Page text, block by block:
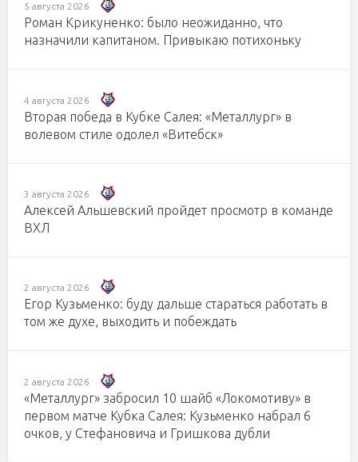
5 августа 2026
Роман Крикуненко: было неожиданно, что
назначили капитаном. Привыкаю потихоньку
4 августа 2026
Вторая победа в Кубке Салея: «Металлург» в
волевом стиле одолел «Витебск»
3 августа 2026
Алексей Альшевский пройдет просмотр в команде
ВХЛ
2 августа 2026
Егор Кузьменко: буду дальше стараться работать в
том же духе, выходить и побеждать
2 августа 2026
«Металлург» забросил 10 шайб «Локомотиву» в
первом матче Кубка Салея: Кузьменко набрал 6
очков, у Стефановича и Гришкова дубли